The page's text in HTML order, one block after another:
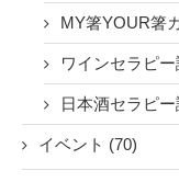
MY箸YOUR箸
ワインセラピ
日本酒セラピ
イベント (70)